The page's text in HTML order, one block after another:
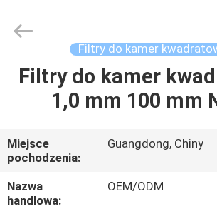
DOM
O
NAS
Technology
Ltd..
Filtry do kamer
Filtry do kamer
1,0 mm 100 mm
Miejsce
pochodzenia:
Guangdong, Chiny
Nazwa
handlowa:
OEM/ODM